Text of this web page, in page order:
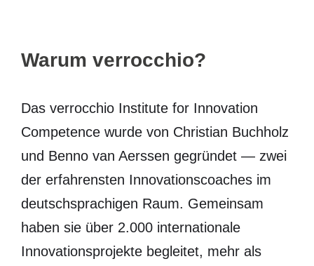
Warum verrocchio?
Das verrocchio Institute for Innovation
Competence wurde von Christian Buchholz
und Benno van Aerssen gegründet — zwei
der erfahrensten Innovationscoaches im
deutschsprachigen Raum. Gemeinsam
haben sie über 2.000 internationale
Innovationsprojekte begleitet, mehr als